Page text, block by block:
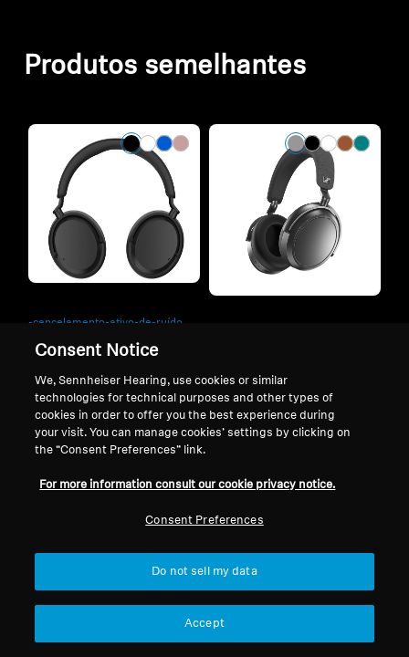
Produtos semelhantes
-cancelamento-ativo-de-ruído
ACCENTUM Wireless
Em breve
MOMENTUM 4 Wireless
Em breve
Consent Notice
We, Sennheiser Hearing, use cookies or similar
technologies for technical purposes and other types of
cookies in order to offer you the best experience during
your visit. You can manage cookies’ settings by clicking on
the “Consent Preferences” link.
For more information consult our cookie privacy notice.
Consent Preferences
Do not sell my data
Accept